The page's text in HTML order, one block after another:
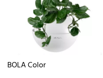
BOLA Color